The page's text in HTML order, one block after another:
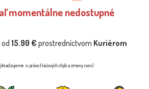
momentálne nedostupné
15.90 € prostredníctvom Kuriérom
si právo tlačových chýb a zmeny cien)